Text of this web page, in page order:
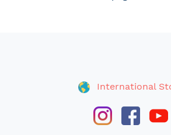
International